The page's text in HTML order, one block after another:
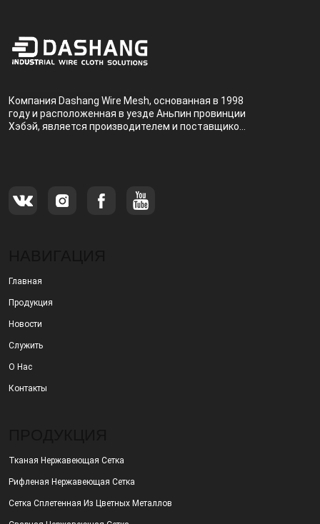
Компания Dashang Wire Mesh, основанная в 1998
году и расположенная в уезде Аньпин провинции
Хэбэй, является производителем и поставщиком,
Главная
Продукция
Новости
Служить
О Нас
Контакты
Тканая Нержавеющая Сетка
Рифленая Нержавеющая Сетка
Сетка Сплетенная Из Цветных Металлов